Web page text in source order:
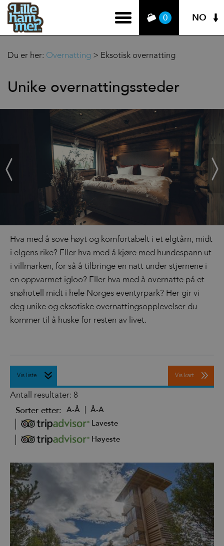
0 NO
Du er her: Overnatting > Eksotisk overnatting
Unike overnattingssteder
Hva med å sove høyt og komfortabelt i et elgtårn, midt
i elgens rike? Eller hva med å kjøre med hundespann ut
i villmarken, for så å tilbringe en natt under stjernene i
en oppvarmet igloo? Eller hva med å overnatte på et
snøhotell midt i hele Norges eventyrpark? Her gir vi
deg unike og eksotiske overnattingsopplevelser du
kommer til å huske for resten av livet.
Vis liste Vis kart
Antall resultater: 8
Sorter etter: A-Å
Å-A
Laveste
Høyeste